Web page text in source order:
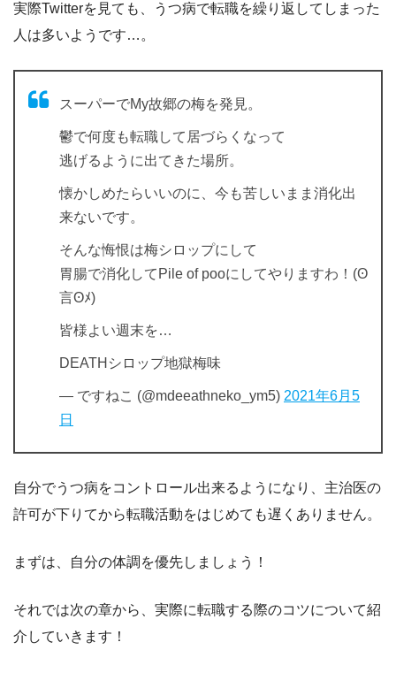
実際Twitterを見ても、
うつ病で転職を繰り返してしまった
人は多いようです…。
スーパーでMy故郷の梅を発見。
鬱で何度も転職して居づらくなって
逃げるように出てきた場所。
懐かしめたらいいのに、今も苦しいまま消化出
来ないです。
そんな悔恨は梅シロップにして
胃腸で消化してPile of pooにしてやりますわ！(ʘ
言ʘﾒ)
皆様よい週末を…
DEATHシロップ地獄梅味
— ですねこ (@mdeeathneko_ym5) 2021年6月5
日
自分でうつ病をコントロール出来るようになり、主治医の
許可が下りてから転職活動をはじめても遅くありません。
まずは、自分の体調を優先しましょう！
それでは次の章から、実際に転職する際のコツについて紹
介していきます！